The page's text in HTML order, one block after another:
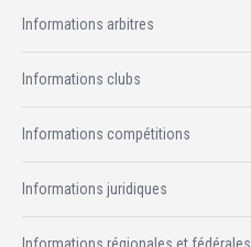
Informations arbitres
Informations clubs
Informations compétitions
Informations juridiques